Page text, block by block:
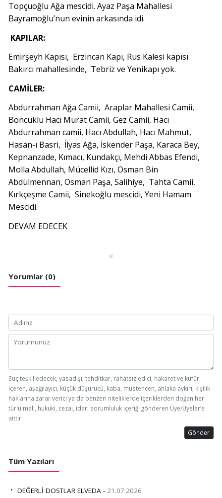
Topçuoğlu Ağa mescidi. Ayaz Paşa Mahallesi
Bayramoğlu’nun evinin arkasında idi.
KAPILAR:
Emirşeyh Kapısı, Erzincan Kapı, Rus Kalesi kapısı
Bakırcı mahallesinde, Tebriz ve Yenikapı yok.
CAMİLER:
Abdurrahman Ağa Camii, Araplar Mahallesi Camii,
Boncuklu Hacı Murat Camii, Gez Camii, Hacı
Abdurrahman camii, Hacı Abdullah, Hacı Mahmut,
Hasan-ı Basri, İlyas Ağa, İskender Paşa, Karaca Bey,
Kepnanzade, Kımacı, Kundakçı, Mehdi Abbas Efendi,
Molla Abdullah, Mücellid Kızı, Osman Bin
Abdülmennan, Osman Paşa, Salihiye, Tahta Camii,
Kırkçeşme Camii, Sinekoğlu mescidi, Yeni Hamam
Mescidi.
DEVAM EDECEK
#
Yorumlar (0)
Suç teşkil edecek, yasadışı, tehditkar, rahatsız edici, hakaret ve küfür
içeren, aşağılayıcı, küçük düşürücü, kaba, müstehcen, ahlaka aykırı, kişilik
haklarına zarar verici ya da benzeri niteliklerde içeriklerden doğan her
türlü mali, hukuki, cezai, idari sorumluluk içeriği gönderen Üye/Üyeler’e
aittir.
Gönder
Tüm Yazıları
DEĞERLİ DOSTLAR ELVEDA - 21.07.2026